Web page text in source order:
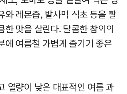
와 레몬즙, 발사믹 식초 등을 활
한 맛을 살린다. 달콤한 참외의
에 여름철 가볍게 즐기기 좋은
열량이 낮은 대표적인 여름 과